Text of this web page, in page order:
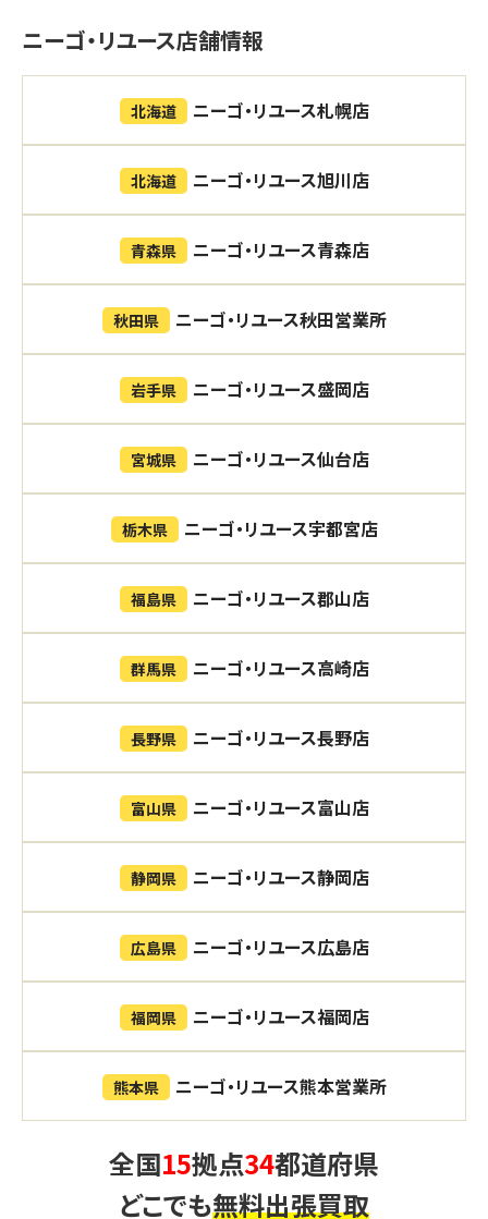
ニーゴ・リユース店舗情報
北海道 ニーゴ・リユース札幌店
北海道 ニーゴ・リユース旭川店
青森県 ニーゴ・リユース青森店
秋田県 ニーゴ・リユース秋田営業所
岩手県 ニーゴ・リユース盛岡店
宮城県 ニーゴ・リユース仙台店
栃木県 ニーゴ・リユース宇都宮店
福島県 ニーゴ・リユース郡山店
群馬県 ニーゴ・リユース高崎店
長野県 ニーゴ・リユース長野店
富山県 ニーゴ・リユース富山店
静岡県 ニーゴ・リユース静岡店
広島県 ニーゴ・リユース広島店
福岡県 ニーゴ・リユース福岡店
熊本県 ニーゴ・リユース熊本営業所
全国15拠点34都道府県
どこでも無料出張買取